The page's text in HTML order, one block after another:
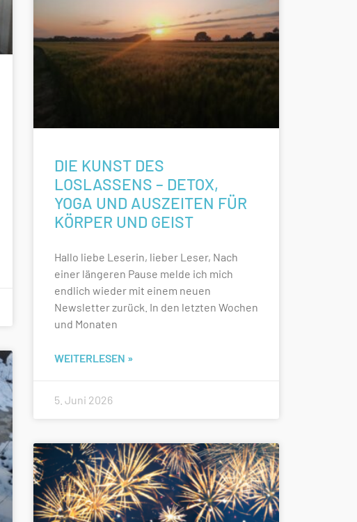
DIE KUNST DES
LOSLASSENS – DETOX,
YOGA UND AUSZEITEN FÜR
KÖRPER UND GEIST
Hallo liebe Leserin, lieber Leser, Nach
einer längeren Pause melde ich mich
endlich wieder mit einem neuen
Newsletter zurück. In den letzten Wochen
und Monaten
WEITERLESEN »
5. Juni 2026